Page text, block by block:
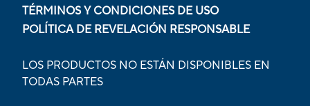
TÉRMINOS Y CONDICIONES DE USO
POLÍTICA DE REVELACIÓN RESPONSABLE
LOS PRODUCTOS NO ESTÁN DISPONIBLES EN
TODAS PARTES